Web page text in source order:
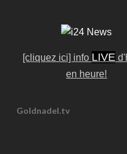
[cliquez ici] info LIVE
en heure!
Goldnadel.tv